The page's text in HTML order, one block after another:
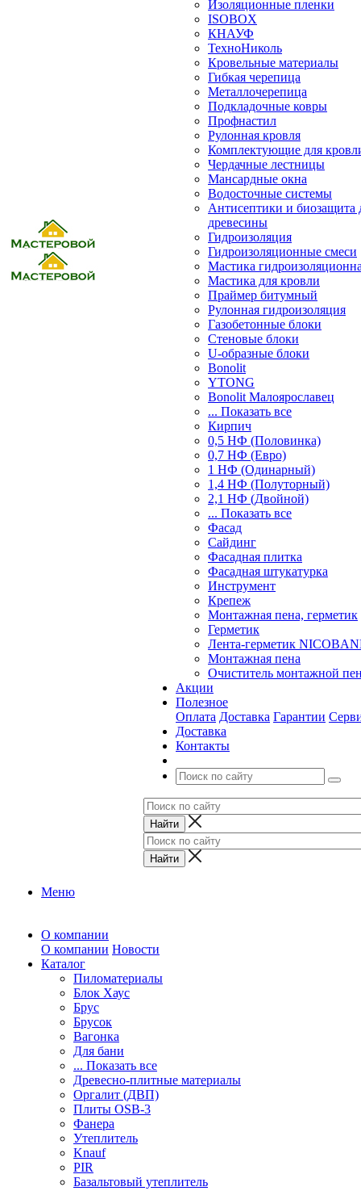
Изоляционные пленки
ISOBOX
КНАУФ
ТехноНиколь
Кровельные материалы
Гибкая черепица
Металлочерепица
Подкладочные ковры
Профнастил
Рулонная кровля
Комплектующие для
Чердачные лестницы
Мансардные окна
Водосточные системы
Антисептики и биозащита
древесины
Гидроизоляция
Гидроизоляционные смеси
Мастика
Мастика для кровли
Праймер битумный
Рулонная гидроизоляция
Газобетонные блоки
Стеновые блоки
U-образные блоки
Bonolit
YTONG
Bonolit Малоярославец
... Показать все
Кирпич
0,5 НФ (Половинка)
0,7 НФ (Евро)
1 НФ (Одинарный)
1,4 НФ (Полуторный)
2,1 НФ (Двойной)
... Показать все
Фасад
Сайдинг
Фасадная плитка
Фасадная штукатурка
Инструмент
Крепеж
Монтажная пена, герметик
Герметик
Лента-герметик
Монтажная пена
Очиститель монтажной
Акции
Полезное
Оплата Доставка Гарантии
Доставка
Контакты
Меню
О компании
О компании Новости
Каталог
Пиломатериалы
Блок Хаус
Брус
Брусок
Вагонка
Для бани
... Показать все
Древесно-плитные материалы
Оргалит (ДВП)
Плиты OSB-3
Фанера
Утеплитель
Knauf
PIR
Базальтовый утеплитель